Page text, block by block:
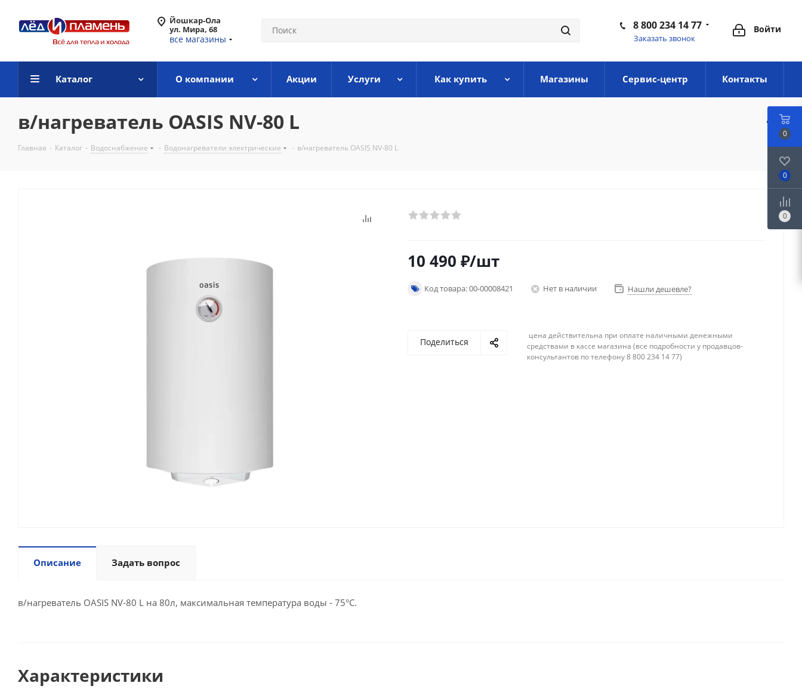
Йошкар-Ола
ул. Мира, 68
все магазины
Войти
8 800 234 14 77
Заказать звонок
Каталог О компании Акции Услуги Как купить Магазины Сервис-центр Контакты
в/нагреватель OASIS NV-80 L
Главная - Каталог - Водоснабжение - Водонагреватели электрические - в/нагреватель OASIS NV-80 L
10 490 ₽/шт
Код товара: 00-00008421 Нет в наличии Нашли дешевле?
Поделиться
цена действительна при оплате наличными денежными
средствами в кассе магазина (все подробности у продавцов-
консультантов по телефону 8 800 234 14 77)
Описание Задать вопрос
в/нагреватель OASIS NV-80 L на 80л, максимальная температура воды - 75°С.
Характеристики
0
0
0